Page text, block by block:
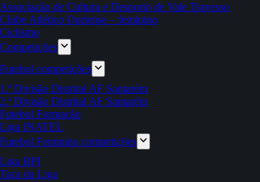
Associação de Cultura e Desporto de Vale Travesso
Clube Atlético Ouriense – feminino
Ciclismo
Competições
Futebol competições
1.ª Divisão Distrital AF Santarém
2.ª Divisão Distrital AF Santarém
Futebol Formação
Liga INATEL
Futebol Feminino competições
Liga BPI
Taça da Liga